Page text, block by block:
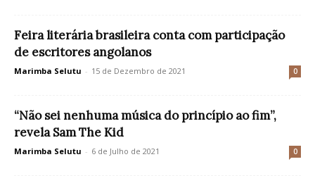
Feira literária brasileira conta com participação
de escritores angolanos
Marimba Selutu - 15 de Dezembro de 2021 0
“Não sei nenhuma música do princípio ao fim”,
revela Sam The Kid
Marimba Selutu - 6 de Julho de 2021 0